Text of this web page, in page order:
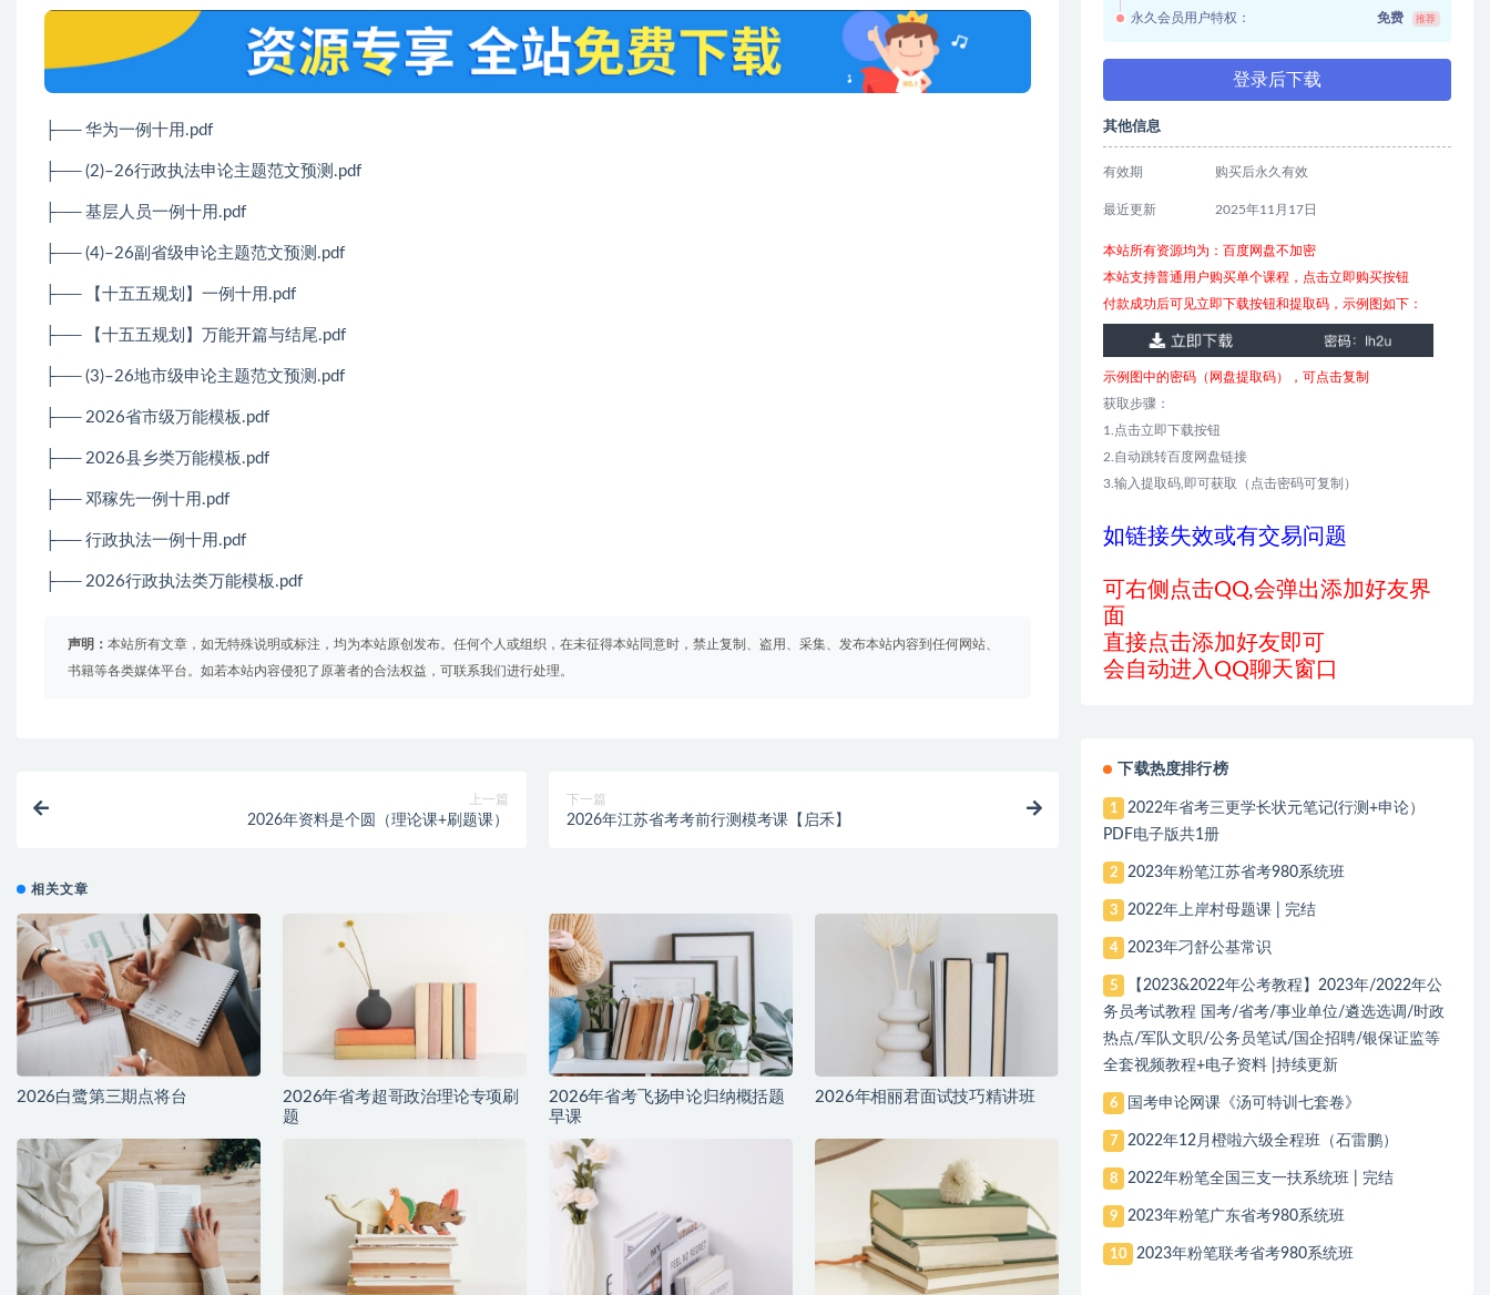
├── 华为一例十用.pdf
├── (2)–26行政执法申论主题范文预测.pdf
├── 基层人员一例十用.pdf
├── (4)–26副省级申论主题范文预测.pdf
├── 【十五五规划】一例十用.pdf
├── 【十五五规划】万能开篇与结尾.pdf
├── (3)–26地市级申论主题范文预测.pdf
├── 2026省市级万能模板.pdf
├── 2026县乡类万能模板.pdf
├── 邓稼先一例十用.pdf
├── 行政执法一例十用.pdf
├──2026行政执法类万能模板 .pdf
声明： 本站所有文章，如无特殊说明或标注，均为本站原创发布。任何个人或组织，在未征得本站同意时，禁止复制、盗用、采集、发布本站内容到任何网站、
书籍等各类媒体平台。如若本站内容侵犯了原著者的合法权益，可联系我们进行处理。
上一篇
2026年资料是个圆（理论课+刷题课）
下一篇
2026年江苏省考考前行测模考课【启禾】
相关文章
2026白鹭第三期点将台
2026年省考超哥政治理论专项刷
题
2026年省考飞扬申论归纳概括题
早课
2026年相丽君面试技巧精讲班
永久会员用户特权： 免费 推荐
登录后下载
其他信息
有效期 购买后永久有效
最近更新 2025年11月17日
本站所有资源均为：百度网盘不加密
本站支持普通用户购买单个课程，点击立即购买按钮
付款成功后可见立即下载按钮和提取码，示例图如下：
示例图中的密码（网盘提取码），可点击复制
获取步骤：
1.点击立即下载按钮
2.自动跳转百度网盘链接
3.输入提取码,即可获取（点击密码可复制）
如链接失效或有交易问题
可右侧点击QQ,会弹出添加好友界
面
直接点击添加好友即可
会自动进入QQ聊天窗口
下载热度排行榜
1
2022年省考三更学长状元笔记(行测+申论）
PDF电子版共1册
2 2023年粉笔江苏省考980系统班
3 2022年上岸村母题课 | 完结
4 2023年刁舒公基常识
5
【2023&2022年公考教程】2023年/2022年公
务员考试教程 国考/省考/事业单位/遴选选调/时政
热点/军队文职/公务员笔试/国企招聘/银保证监等
全套视频教程+电子资料 |持续更新
6 国考申论网课《汤可特训七套卷》
7 2022年12月橙啦六级全程班（石雷鹏）
8 2022年粉笔全国三支一扶系统班 | 完结
9 2023年粉笔广东省考980系统班
10 2023年粉笔联考省考980系统班